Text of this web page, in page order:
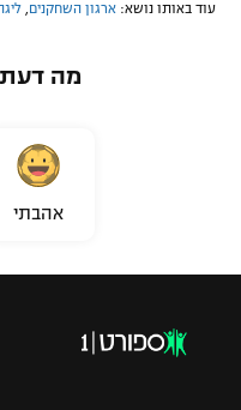
עוד באותו נושא: ארגון השחקנים,
מה
אהבתי